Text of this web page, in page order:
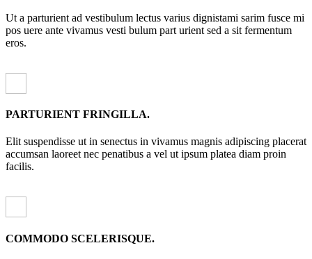
Ut a parturient ad vestibulum lectus varius dignistami sarim fusce mi
pos uere ante vivamus vesti bulum part urient sed a sit fermentum
eros.
PARTURIENT FRINGILLA.
Elit suspendisse ut in senectus in vivamus magnis adipiscing placerat
accumsan laoreet nec penatibus a vel ut ipsum platea diam proin
facilis.
COMMODO SCELERISQUE.